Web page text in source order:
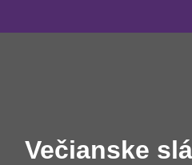
Večianske